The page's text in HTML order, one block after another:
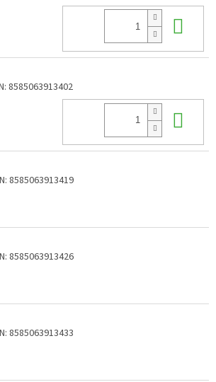
8585063913402
8585063913419
8585063913426
8585063913433